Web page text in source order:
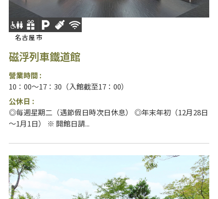
名古屋市
磁浮列車鐵道館
營業時間 :
10：00～17：30（入館截至17：00）
公休日 :
◎每週星期二（遇節假日時次日休息） ◎年末年初（12月28日
～1月1日） ※ 開館日請...